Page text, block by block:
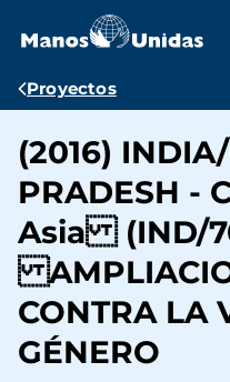
contenido
Ruta
navegación
Proyectos
(2016)
PRADESH -
Asia (IND/
CONTRA LA
GÉNERO